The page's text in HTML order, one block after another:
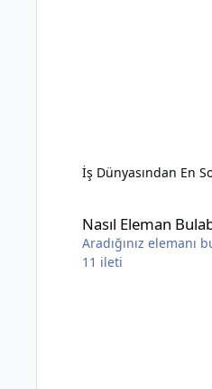
İş Dünyasından En
Nasıl Eleman
Aradığınız elemanı
11 ileti